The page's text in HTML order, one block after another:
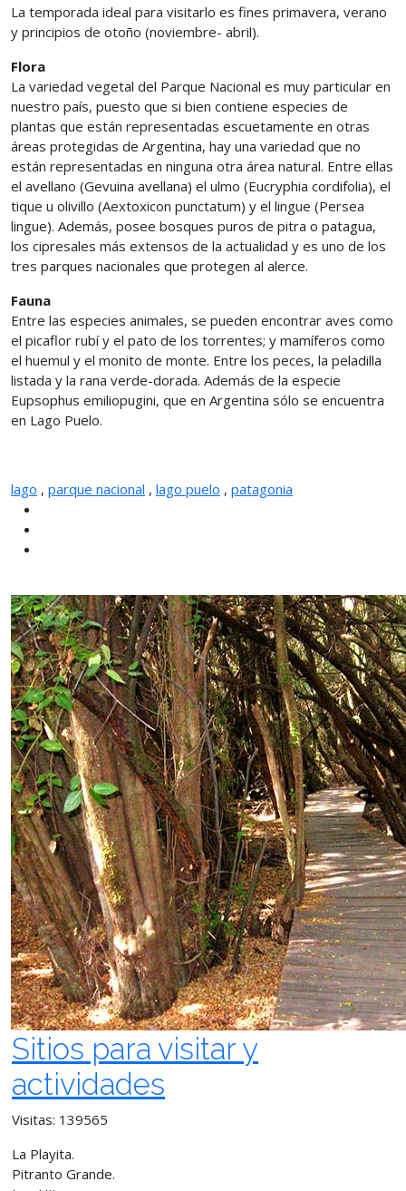
La temporada ideal para visitarlo es fines primavera, verano
y principios de otoño (noviembre- abril).
Flora
La variedad vegetal del Parque Nacional es muy particular en
nuestro país, puesto que si bien contiene especies de
plantas que están representadas escuetamente en otras
áreas protegidas de Argentina, hay una variedad que no
están representadas en ninguna otra área natural. Entre ellas
el avellano (Gevuina avellana) el ulmo (Eucryphia cordifolia), el
tique u olivillo (Aextoxicon punctatum) y el lingue (Persea
lingue). Además, posee bosques puros de pitra o patagua,
los cipresales más extensos de la actualidad y es uno de los
tres parques nacionales que protegen al alerce.
Fauna
Entre las especies animales, se pueden encontrar aves como
el picaflor rubí y el pato de los torrentes; y mamíferos como
el huemul y el monito de monte. Entre los peces, la peladilla
listada y la rana verde-dorada. Además de la especie
Eupsophus emiliopugini, que en Argentina sólo se encuentra
en Lago Puelo.
lago , parque nacional , lago puelo , patagonia
Sitios para visitar y
actividades
Visitas: 139565
La Playita.
Pitranto Grande.